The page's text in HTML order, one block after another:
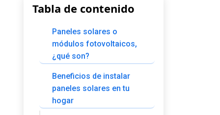
Tabla de contenido
Paneles solares o
módulos fotovoltaicos,
¿qué son?
Beneficios de instalar
paneles solares en tu
hogar